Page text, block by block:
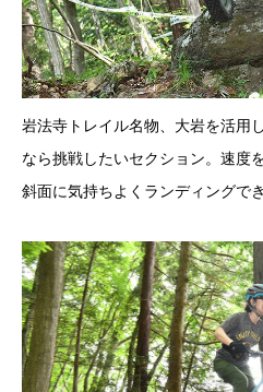
岩法寺トレイル名物、大岩を活用
なら挑戦したいセクション。速度
斜面に気持ちよくランディングで